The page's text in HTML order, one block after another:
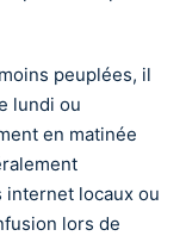
peuplées, il
lundi ou
en matinée
locaux ou
lors de